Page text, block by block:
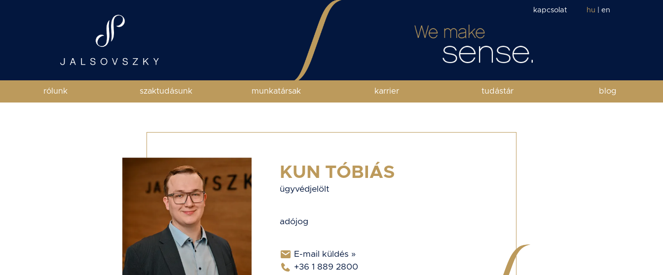
kapcsolat hu en
rólunk szaktudásunk munkatársak karrier tudástár blog
KUN TÓBIÁS
ügyvédjelölt
adójog
E-mail küldés »
+36 1 889 2800